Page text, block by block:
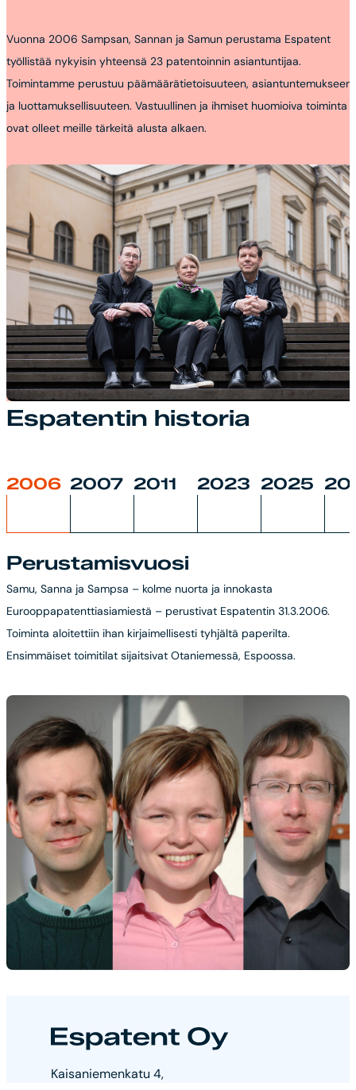
Vuonna 2006 Sampsan, Sannan ja Samun perustama Espatent
työllistää nykyisin yhteensä 23 patentoinnin asiantuntijaa.
Toimintamme perustuu päämäärätietoisuuteen, asiantuntemukseen
ja luottamuksellisuuteen. Vastuullinen ja ihmiset huomioiva toiminta
ovat olleet meille tärkeitä alusta alkaen.
Espatentin historia
2006 2007 2011 2023 2025
Perustamisvuosi
Samu, Sanna ja Sampsa – kolme nuorta ja innokasta
Eurooppapatenttiasiamiestä – perustivat Espatentin 31.3.2006.
Toiminta aloitettiin ihan kirjaimellisesti tyhjältä paperilta.
Ensimmäiset toimitilat sijaitsivat Otaniemessä, Espoossa.
Espatent
Kaisaniemenkatu 4,